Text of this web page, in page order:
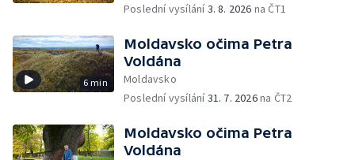
Poslední vysílání3. 8. 2026 na ČT1
6 min
Moldavsko očima Petra
Voldána
Moldavsko
Poslední vysílání31. 7. 2026na ČT2
Moldavsko očima Petra
Voldána